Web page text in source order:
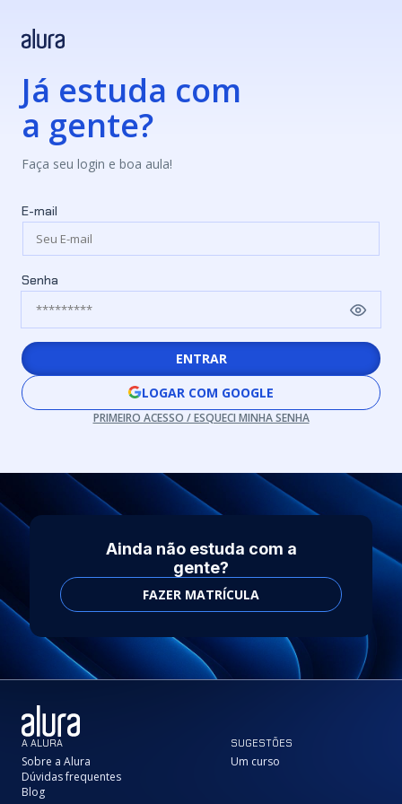
Já estuda com
a gente?
Faça seu login e boa aula!
E-mail
Senha
ENTRAR
LOGAR COM GOOGLE
PRIMEIRO ACESSO / ESQUECI MINHA SENHA
Ainda não estuda com a
gente?
FAZER MATRÍCULA
A ALURA
Sobre a Alura
Dúvidas frequentes
Blog
SUGESTÕES
Um curso